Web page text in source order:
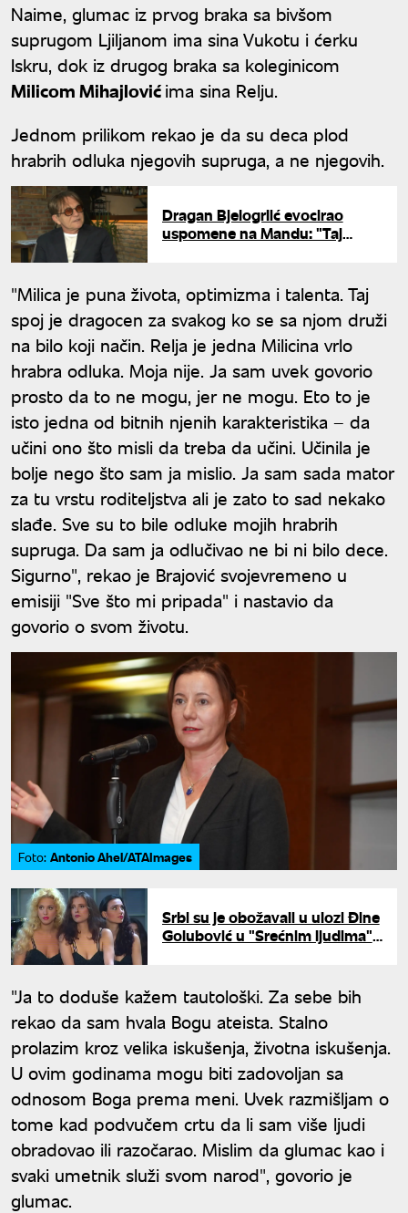
Naime, glumac iz prvog braka sa bivšom
suprugom Ljiljanom ima sina Vukotu i ćerku
Iskru, dok iz drugog braka sa koleginicom
Milicom Mihajlovićima sina Relju.
Jednom prilikom rekao je da su deca plod
hrabrih odluka njegovih supruga, a ne njegovih.
Dragan Bjelogrlić evocirao
uspomene na Mandu: "Taj
"Milica je puna života, optimizma i talenta. Taj
spoj je dragocen za svakog ko se sa njom druži
na bilo koji način. Relja je jedna Milicina vrlo
hrabra odluka. Moja nije. Ja sam uvek govorio
prosto da to ne mogu, jer ne mogu. Eto to je
isto jedna od bitnih njenih karakteristika – da
učini ono što misli da treba da učini. Učinila je
bolje nego što sam ja mislio. Ja sam sada mator
za tu vrstu roditeljstva ali je zato to sad nekako
slađe. Sve su to bile odluke mojih hrabrih
supruga. Da sam ja odlučivao ne bi ni bilo dece.
Sigurno", rekao je Brajović svojevremeno u
emisiji "Sve što mi pripada" i nastavio da
govorio o svom životu.
Foto: Antonio Ahel/ATAImages
Srbi su je obožavali u ulozi Đine
Golubović u "Srećnim ljudima":
"Ja to doduše kažem tautološki. Za sebe bih
rekao da sam hvala Bogu ateista. Stalno
prolazim kroz velika iskušenja, životna iskušenja.
U ovim godinama mogu biti zadovoljan sa
odnosom Boga prema meni. Uvek razmišljam o
tome kad podvučem crtu da li sam više ljudi
obradovao ili razočarao. Mislim da glumac kao i
svaki umetnik služi svom narod", govorio je
glumac.